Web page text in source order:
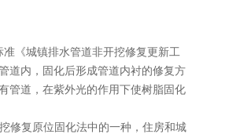
《城镇排水管道非开挖修复更新工
道内，固化后形成管道内衬的修复方
管道，在紫外光的作用下使树脂固化
复原位固化法中的一种，住房和城